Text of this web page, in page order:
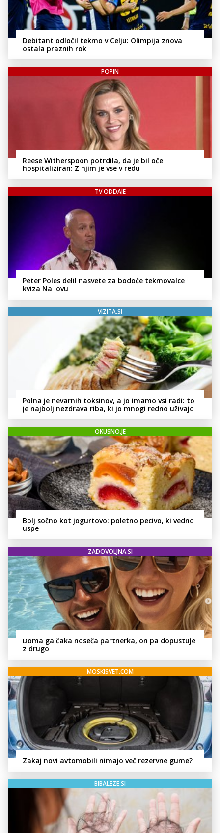
Debitant odločil tekmo v Celju: Olimpija znova
ostala praznih rok
POPIN
Reese Witherspoon potrdila, da je bil oče
hospitaliziran: Z njim je vse v redu
TV ODDAJE
Peter Poles delil nasvete za bodoče tekmovalce
kviza Na lovu
VIZITA.SI
Polna je nevarnih toksinov, a jo imamo vsi radi: to
je najbolj nezdrava riba, ki jo mnogi redno uživajo
OKUSNO.JE
Bolj sočno kot jogurtovo: poletno pecivo, ki vedno
uspe
ZADOVOLJNA.SI
Doma ga čaka noseča partnerka, on pa dopustuje
z drugo
MOSKISVET.COM
Zakaj novi avtomobili nimajo več rezervne gume?
BIBALEZE.SI